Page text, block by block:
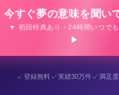
今すぐ夢の意味を聞い
▼ 初回特典あり・24時間いつで
✓登録無料 ✓実績30万件 ✓満足